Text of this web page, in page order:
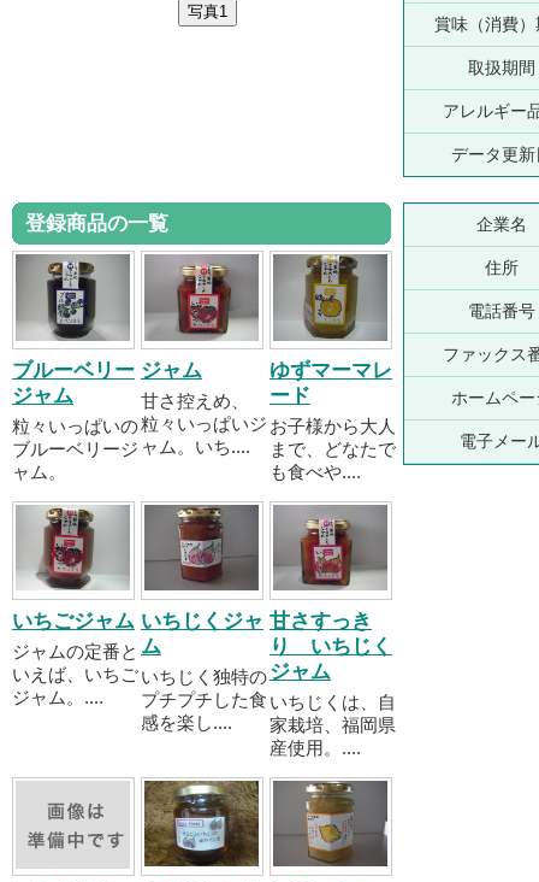
賞味（消費）
取扱期間
アレルギー
データ更新
登録商品の一覧
ブルーベリー
ジャム
粒々いっぱいの
ブルーベリージ
ャム。
ジャム
甘さ控えめ、
粒々いっぱいジ
ャム。いち....
ゆずマーマレ
ード
お子様から大人
まで、どなたで
も食べや....
いちごジャム
ジャムの定番と
いえば、いちご
ジャム。....
いちじくジャ
ム
いちじく独特の
プチプチした食
感を楽し....
甘さすっき
り いちじく
ジャム
いちじくは、自
家栽培、福岡県
産使用。....
企業名
住所
電話番号
ファックス
ホームペー
電子メー